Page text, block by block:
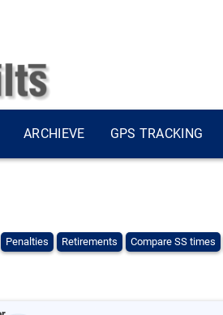
ARCHIEVE GPS TRACKING
Penalties Retirements Compare SS times